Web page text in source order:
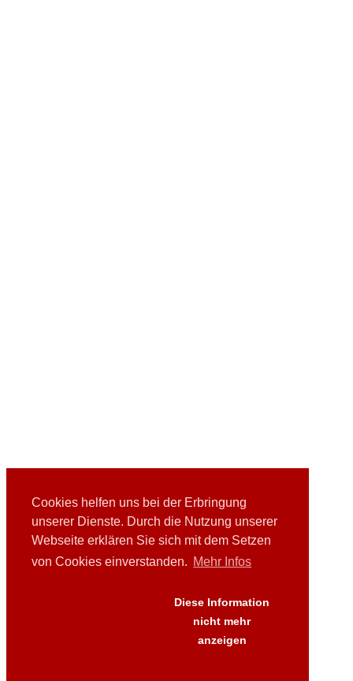
Cookies helfen uns bei der Erbringung
unserer Dienste. Durch die Nutzung unserer
Webseite erklären Sie sich mit dem Setzen
von Cookies einverstanden. Mehr Infos
Diese Information
nicht mehr
anzeigen